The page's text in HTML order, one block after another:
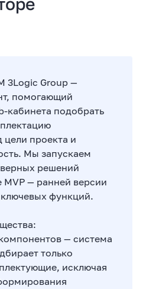
3Logic Group —
помогающий
кабинета подобрать
проекта и
Мы запускаем
решений
— ранней версии
функций.
— система
только
исключая